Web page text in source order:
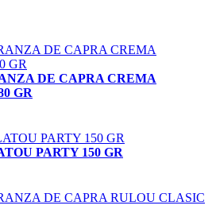
DE CAPRA CREMA
GR
PARTY 150 GR